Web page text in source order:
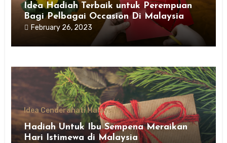
Idea Hadiah Terbaik untuk Perempuan
Bagi Pelbagai Occasion Di Malaysia
February 26, 2023
Idea Cenderahati Malaysia
Hadiah Untuk Ibu Sempena Meraikan
Hari Istimewa di Malaysia